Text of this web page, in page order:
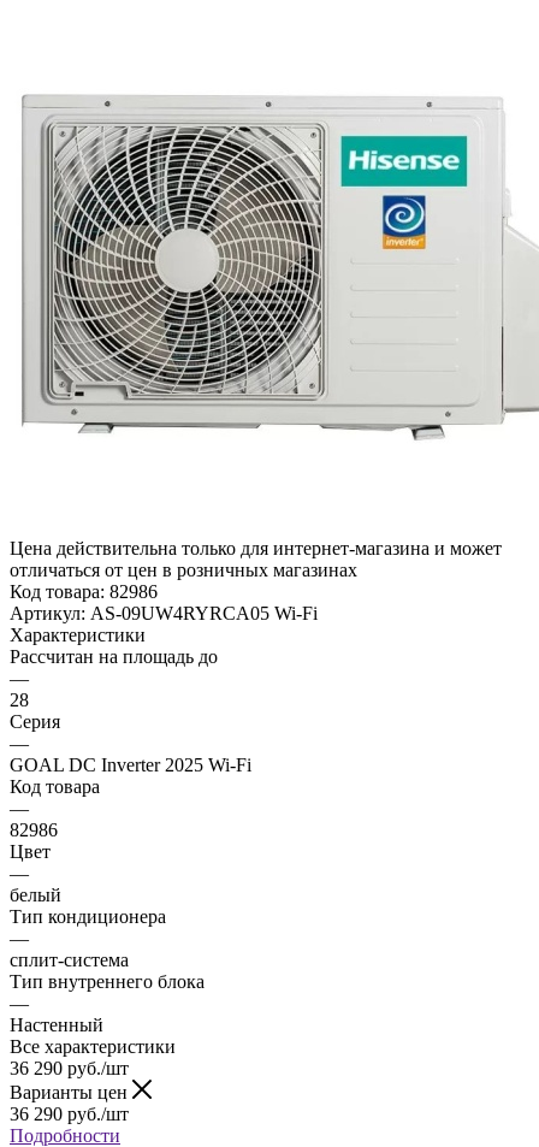
Цена действительна только для интернет-магазина и может
отличаться от цен в розничных магазинах
Код товара: 82986
Артикул: AS-09UW4RYRCA05 Wi-Fi
Характеристики
Рассчитан на площадь до
—
28
Серия
—
GOAL DC Inverter 2025 Wi-Fi
Код товара
—
82986
Цвет
—
белый
Тип кондиционера
—
сплит-система
Тип внутреннего блока
—
Настенный
Все характеристики
36 290 руб./шт
Варианты цен
36 290 руб./шт
Подробности